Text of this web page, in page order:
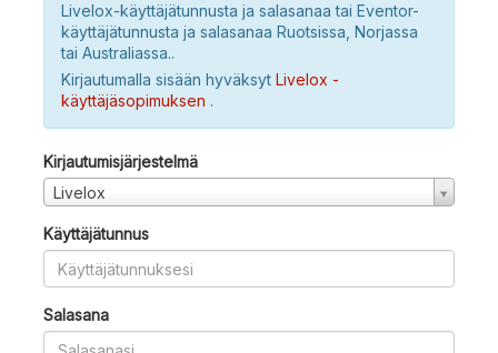
Livelox-käyttäjätunnusta ja salasanaa tai Eventor-
käyttäjätunnusta ja salasanaa Ruotsissa, Norjassa
tai Australiassa..
Kirjautumalla sisään hyväksyt Livelox -
käyttäjäsopimuksen .
Kirjautumisjärjestelmä
Livelox
Käyttäjätunnus
Salasana